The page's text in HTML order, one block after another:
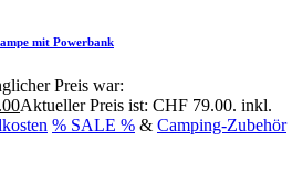
mit Powerbank
Preis war:
Aktueller Preis ist: CHF 79.00. inkl.
% SALE % & Camping-Zubehör